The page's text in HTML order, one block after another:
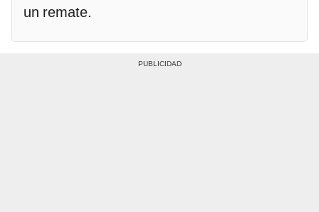
un remate.